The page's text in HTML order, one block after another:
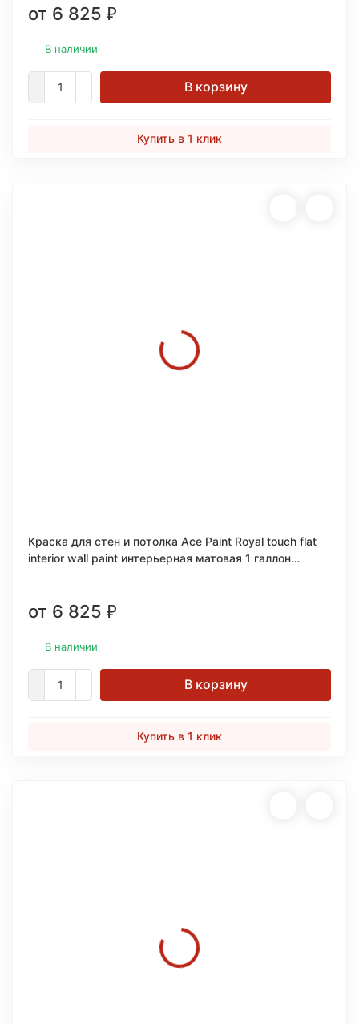
от 6 825 ₽
В наличии
В корзину
Купить в 1 клик
Краска для стен и потолка Ace Paint Royal touch flat
interior wall paint интерьерная матовая 1 галлон
от 6 825 ₽
В наличии
В корзину
Купить в 1 клик